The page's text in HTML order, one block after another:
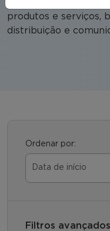
produtos e serviços,
distribuição e
Ordenar por:
Filtros